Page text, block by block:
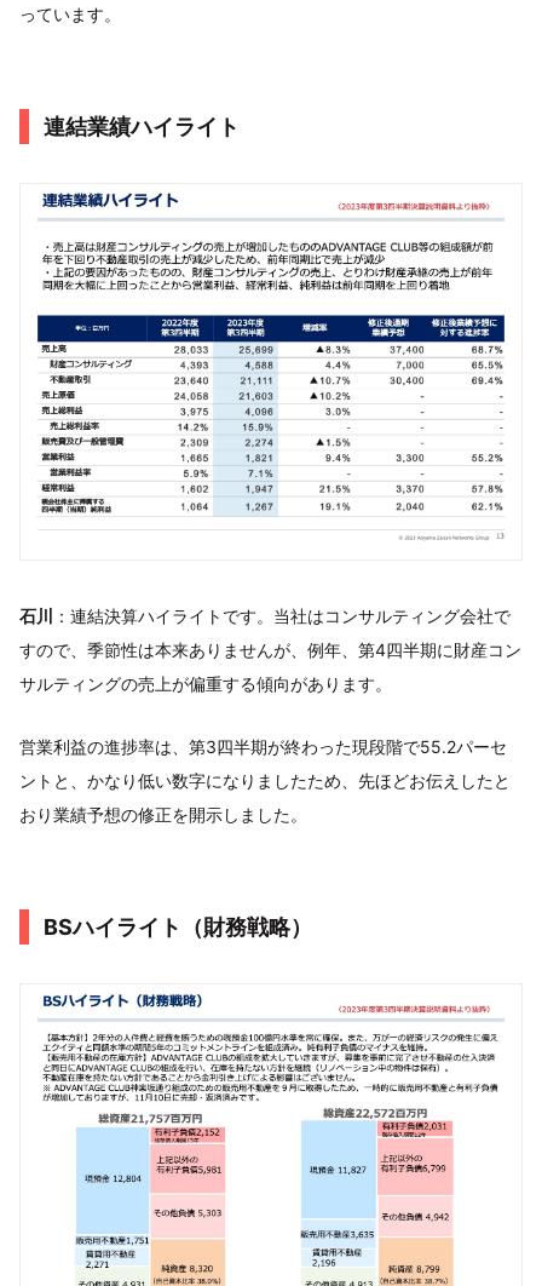
っています。
連結業績ハイライト
石川
：連結決算ハイライトです。当社はコンサルティング会社で
すので、季節性は本来ありませんが、例年、第4四半期に財産コン
サルティングの売上が偏重する傾向があります。
営業利益の進捗率は、第3四半期が終わった現段階で55.2パーセ
ントと、かなり低い数字になりましたため、先ほどお伝えしたと
おり業績予想の修正を開示しました。
BSハイライト（財務戦略）